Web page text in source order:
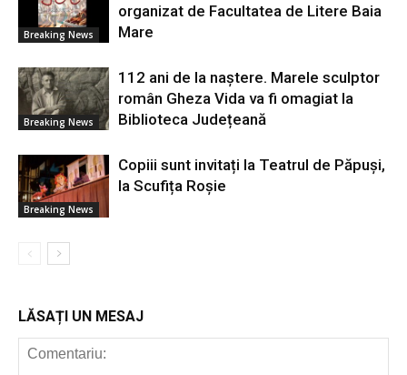
Breaking News
organizat de Facultatea de Litere Baia
Mare
Breaking News
112 ani de la naștere. Marele sculptor
român Gheza Vida va fi omagiat la
Biblioteca Județeană
Breaking News
Copiii sunt invitați la Teatrul de Păpuși,
la Scufița Roșie
LĂSAȚI UN MESAJ